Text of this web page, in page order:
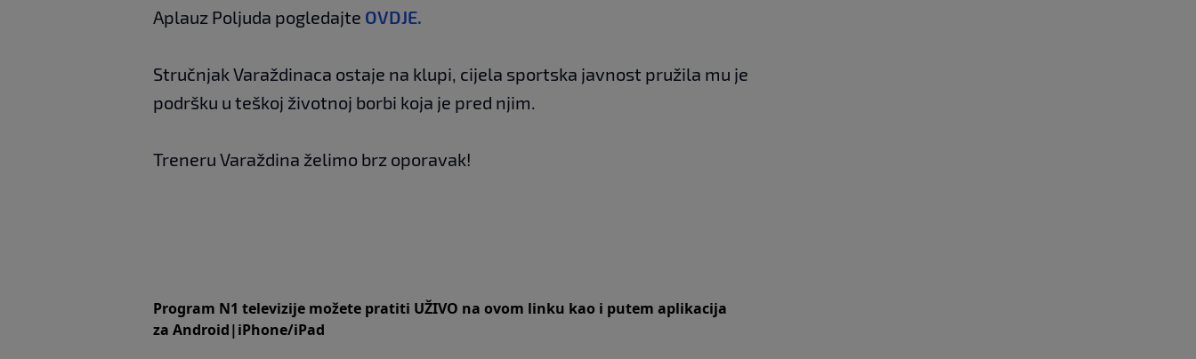
Aplauz Poljuda pogledajte OVDJE.
Stručnjak Varaždinaca ostaje na klupi, cijela sportska javnost pružila mu je
podršku u teškoj životnoj borbi koja je pred njim.
Treneru Varaždina želimo brz oporavak!
Program N1 televizije možete pratiti UŽIVO na ovom linku kao i putem aplikacija
za Android|iPhone/iPad